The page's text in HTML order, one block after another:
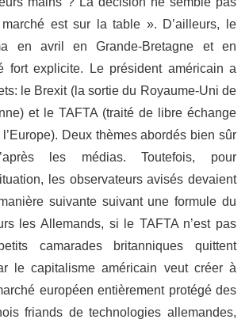
marché est sur la table ». D’ailleurs, le
en avril en Grande-Bretagne et en
fort explicite. Le président américain a
le Brexit (la sortie du Royaume-Uni de
et le TAFTA (traité de libre échange
Deux thèmes abordés bien sûr
les médias. Toutefois, pour
les observateurs avisés devaient
suivante suivant une formule du
les Allemands, si le TAFTA n’est pas
camarades britanniques quittent
le capitalisme américain veut créer à
européen entièrement protégé des
friands de technologies allemandes,